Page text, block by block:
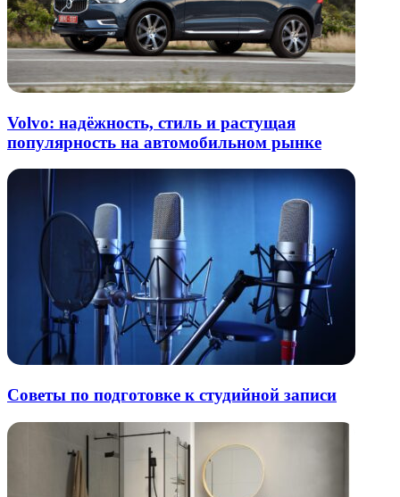
Volvo: надёжность, стиль и растущая
популярность на автомобильном рынке
Советы по подготовке к студийной записи